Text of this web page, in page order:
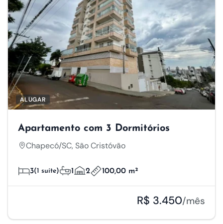
ALUGAR
Apartamento com 3 Dormitórios
Chapecó/SC, São Cristóvão
3(1 suíte) 1 2 100,00 m²
R$ 3.450/mês